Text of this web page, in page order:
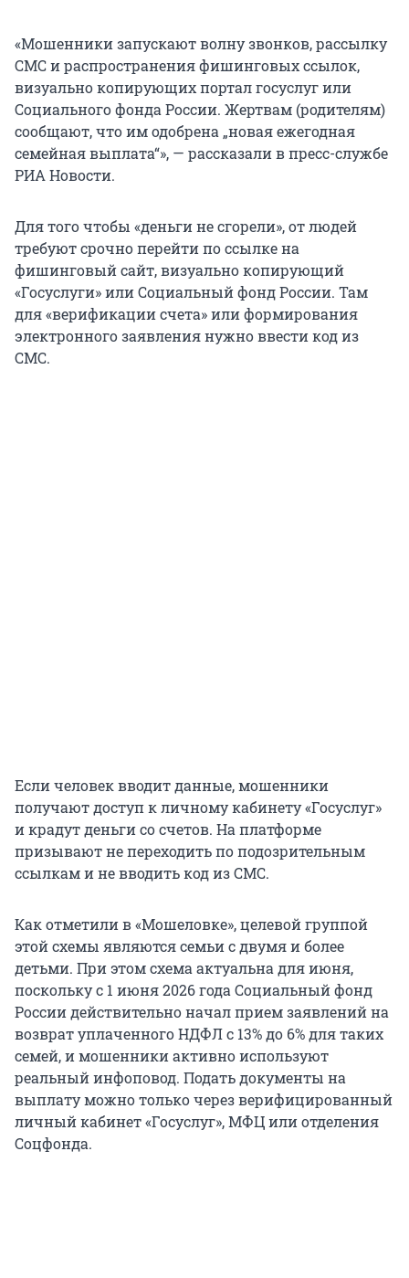
«Мошенники запускают волну звонков, рассылку
СМС и распространения фишинговых ссылок,
визуально копирующих портал госуслуг или
Социального фонда России. Жертвам (родителям)
сообщают, что им одобрена „новая ежегодная
семейная выплата“», — рассказали в пресс-службе
РИА Новости.
Для того чтобы «деньги не сгорели», от людей
требуют срочно перейти по ссылке на
фишинговый сайт, визуально копирующий
«Госуслуги» или Социальный фонд России. Там
для «верификации счета» или формирования
электронного заявления нужно ввести код из
СМС.
Если человек вводит данные, мошенники
получают доступ к личному кабинету «Госуслуг»
и крадут деньги со счетов. На платформе
призывают не переходить по подозрительным
ссылкам и не вводить код из СМС.
Как отметили в «Мошеловке», целевой группой
этой схемы являются семьи с двумя и более
детьми. При этом схема актуальна для июня,
поскольку с 1 июня 2026 года Социальный фонд
России действительно начал прием заявлений на
возврат уплаченного НДФЛ с 13% до 6% для таких
семей, и мошенники активно используют
реальный инфоповод. Подать документы на
выплату можно только через верифицированный
личный кабинет «Госуслуг», МФЦ или отделения
Соцфонда.